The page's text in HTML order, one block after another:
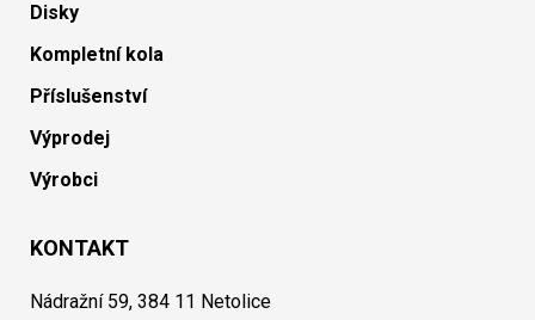
Disky
Kompletní kola
Příslušenství
Výprodej
Výrobci
KONTAKT
Nádražní 59, 384 11 Netolice